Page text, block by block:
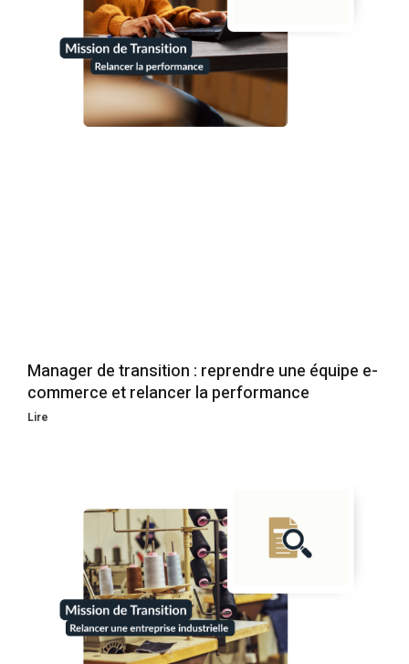
Manager de transition : reprendre une équipe e-
commerce et relancer la performance
Lire